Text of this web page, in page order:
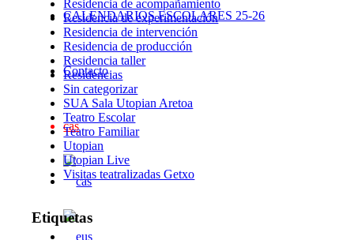
CALENDARIOS ESCOLARES 25-26
Contacto
cas
Residencia de acompañamiento
Residencia de experimentación
Residencia de intervención
Residencia de producción
Residencia taller
Residencias
Sin categorizar
SUA Sala Utopian Aretoa
Teatro Escolar
Teatro Familiar
Utopian
Utopian Live
Visitas teatralizadas Getxo
Etiquetas